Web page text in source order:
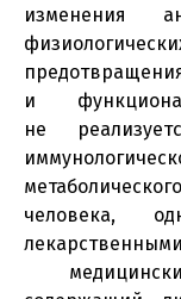
изменения
и
не
человека,